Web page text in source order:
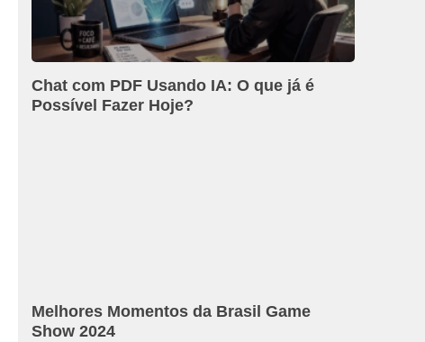
Chat com PDF Usando IA: O que já é
Possível Fazer Hoje?
Melhores Momentos da Brasil Game
Show 2024